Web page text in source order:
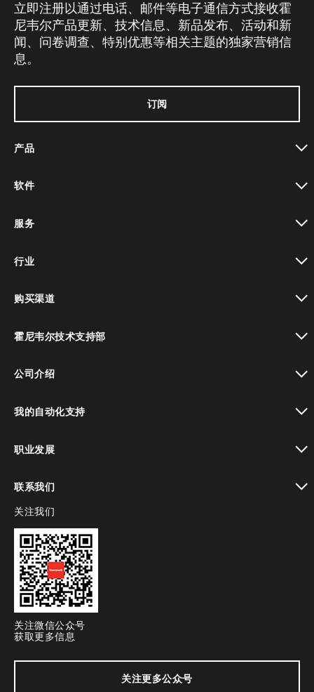
立即注册以通过电话、邮件等电子通信方式接收霍
尼韦尔产品更新、技术信息、新品发布、活动和新
闻、问卷调查、特别优惠等相关主题的独家营销信
息。
订阅
产品
软件
服务
行业
购买渠道
霍尼韦尔技术支持部
公司介绍
我的自动化支持
职业发展
联系我们
toggle view
关注我们
关注微信公众号
获取更多信息
关注更多公众号